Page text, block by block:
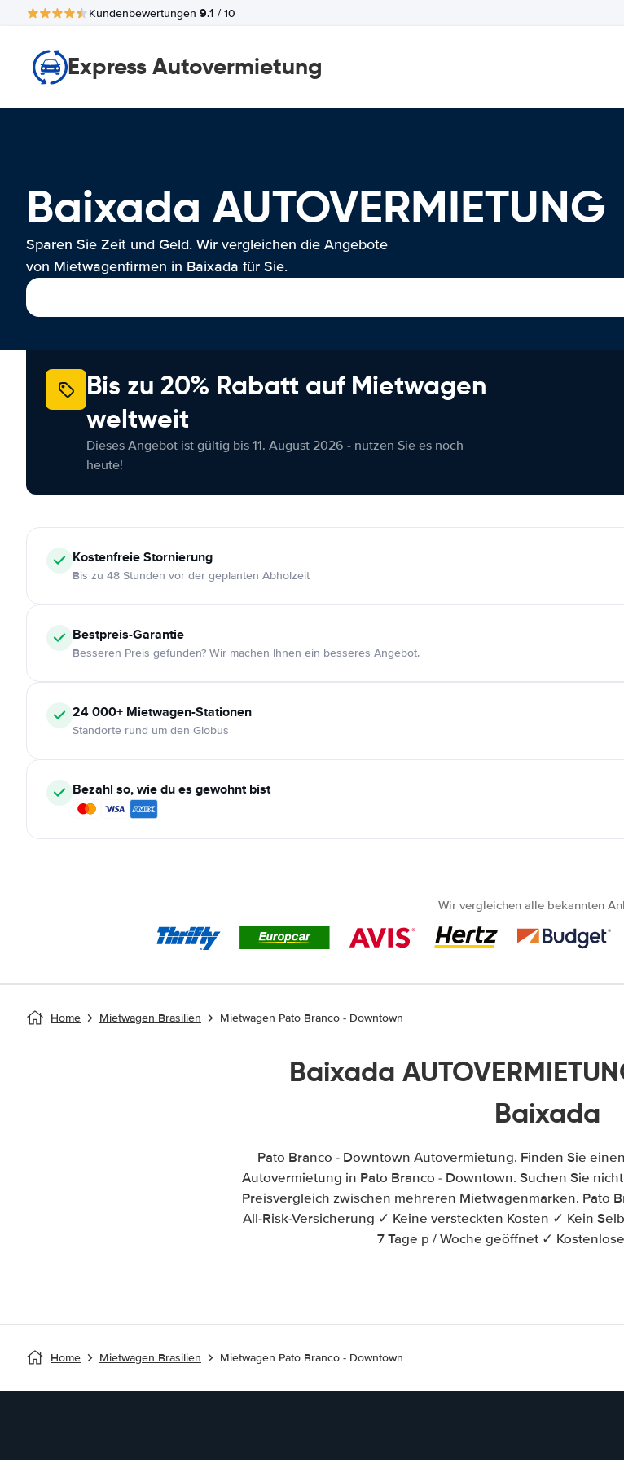
Kundenbewertungen 9.1 / 10
Express Autovermietung
Baixada AUTOVERMIETUNG
Sparen Sie Zeit und Geld. Wir vergleichen die Angebote
von Mietwagenfirmen in Baixada für Sie.
Bis zu 20% Rabatt auf Mietwagen
weltweit
Dieses Angebot ist gültig bis 11. August 2026 - nutzen Sie es noch
heute!
KostenfreieStornierung
Bis zu 48 Stunden vor der geplanten Abholzeit
Bestpreis-Garantie
Besseren Preis gefunden? Wir machen Ihnen ein besseres Angebot.
24 000+ Mietwagen-Stationen
Standorte rund um den Globus
Bezahl so, wie du es gewohnt bist
Wir vergleichen alle bekannten
Home Mietwagen Brasilien Mietwagen Pato Branco - Downtown
Baixada
Baixada
Pato Branco - Downtown Autovermietung. Finden Sie
Autovermietung in Pato Branco - Downtown. Suchen Sie
Preisvergleich zwischen mehreren Mietwagenmarken. Pato
All-Risk-Versicherung ✓ Keine versteckten Kosten ✓ Kein
7 Tage p / Woche geöffnet ✓
Home Mietwagen Brasilien Mietwagen Pato Branco - Downtown